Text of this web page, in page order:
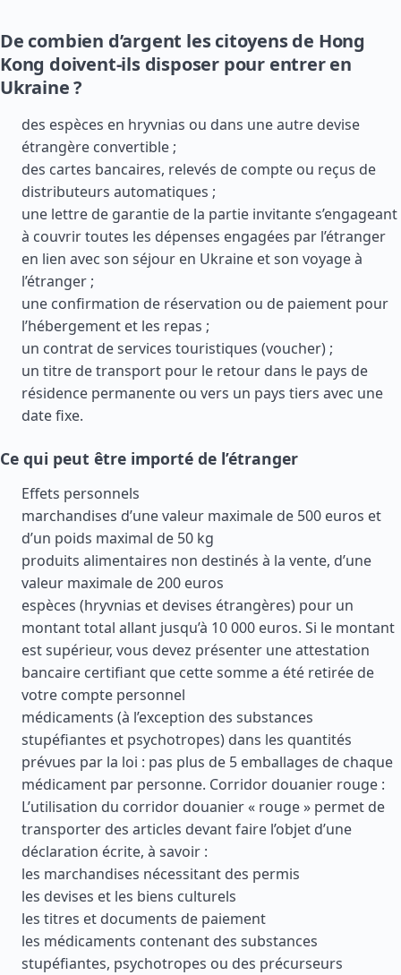
De combien d’argent les citoyens de Hong
Kong doivent-ils disposer pour entrer en
Ukraine ?
des espèces en hryvnias ou dans une autre devise
étrangère convertible ;
des cartes bancaires, relevés de compte ou reçus de
distributeurs automatiques ;
une lettre de garantie de la partie invitante s’engageant
à couvrir toutes les dépenses engagées par l’étranger
en lien avec son séjour en Ukraine et son voyage à
l’étranger ;
une confirmation de réservation ou de paiement pour
l’hébergement et les repas ;
un contrat de services touristiques (voucher) ;
un titre de transport pour le retour dans le pays de
résidence permanente ou vers un pays tiers avec une
date fixe.
Ce qui peut être importé de l’étranger
Effets personnels
marchandises d’une valeur maximale de 500 euros et
d’un poids maximal de 50 kg
produits alimentaires non destinés à la vente, d’une
valeur maximale de 200 euros
espèces (hryvnias et devises étrangères) pour un
montant total allant jusqu’à 10 000 euros. Si le montant
est supérieur, vous devez présenter une attestation
bancaire certifiant que cette somme a été retirée de
votre compte personnel
médicaments (à l’exception des substances
stupéfiantes et psychotropes) dans les quantités
prévues par la loi : pas plus de 5 emballages de chaque
médicament par personne. Corridor douanier rouge :
L’utilisation du corridor douanier « rouge » permet de
transporter des articles devant faire l’objet d’une
déclaration écrite, à savoir :
les marchandises nécessitant des permis
les devises et les biens culturels
les titres et documents de paiement
les médicaments contenant des substances
stupéfiantes, psychotropes ou des précurseurs